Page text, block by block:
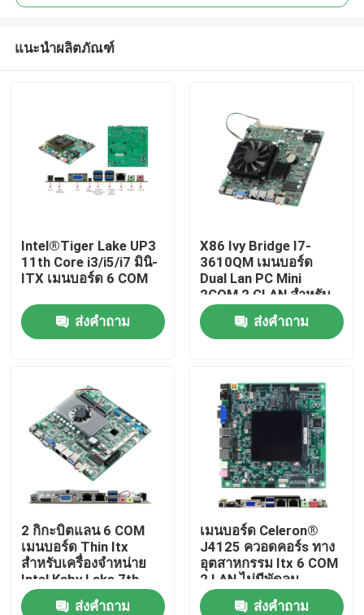
บ้าน
ผลิตภัณฑ์
ทัวร์โรงงาน
ควบคุมคุณภาพ
ติดต่อเรา
ขออ้าง
แนะนำผลิตภัณฑ์
Intel®Tiger Lake UP3
11th Core i3/i5/i7 มินิ-
ITX เมนบอร์ด 6 COM
ส่งคำถาม
X86 Ivy Bridge I7-
3610QM เมนบอร์ด
Dual Lan PC Mini
2COM 2 GLAN สำหรับ
ATM ของธนาคาร
ส่งคำถาม
2 กิกะบิตแลน 6 COM
เมนบอร์ด Thin Itx
สำหรับเครื่องจำหน่าย
Intel Kaby Lake 7th
Gen I3 I5 I7
ส่งคำถาม
เมนบอร์ด Celeron®
J4125 ควอดคอร์s ทาง
อุตสาหกรรม Itx 6 COM
2 LAN ไม่มีพัดลม
ส่งคำถาม